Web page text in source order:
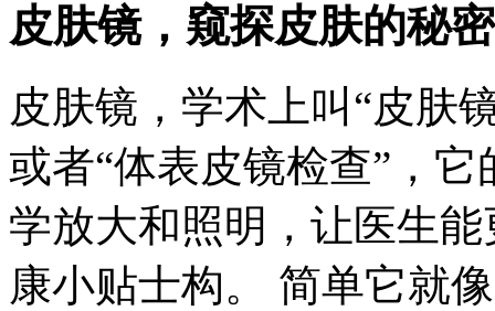
皮肤镜，窥探皮肤的秘
皮肤镜，学术上叫“皮肤
或者“体表皮镜检查”，
学放大和照明，让医生
康小贴士构。 简单它就